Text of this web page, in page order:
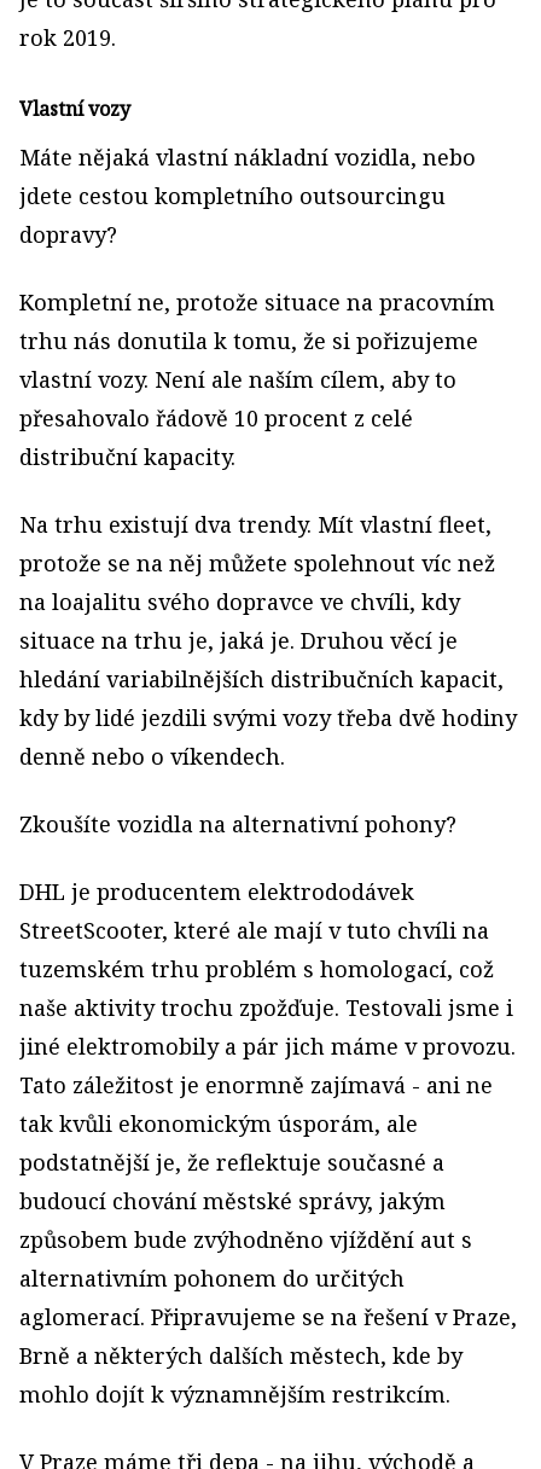
rok 2019.
Vlastní vozy
Máte nějaká vlastní nákladní vozidla, nebo
jdete cestou kompletního outsourcingu
dopravy?
Kompletní ne, protože situace na pracovním
trhu nás donutila k tomu, že si pořizujeme
vlastní vozy. Není ale naším cílem, aby to
přesahovalo řádově 10 procent z celé
distribuční kapacity.
Na trhu existují dva trendy. Mít vlastní fleet,
protože se na něj můžete spolehnout víc než
na loajalitu svého dopravce ve chvíli, kdy
situace na trhu je, jaká je. Druhou věcí je
hledání variabilnějších distribučních kapacit,
kdy by lidé jezdili svými vozy třeba dvě hodiny
denně nebo o víkendech.
Zkoušíte vozidla na alternativní pohony?
DHL je producentem elektrododávek
StreetScooter, které ale mají v tuto chvíli na
tuzemském trhu problém s homologací, což
naše aktivity trochu zpožďuje. Testovali jsme i
jiné elektromobily a pár jich máme v provozu.
Tato záležitost je enormně zajímavá - ani ne
tak kvůli ekonomickým úsporám, ale
podstatnější je, že reflektuje současné a
budoucí chování městské správy, jakým
způsobem bude zvýhodněno vjíždění aut s
alternativním pohonem do určitých
aglomerací. Připravujeme se na řešení v Praze,
Brně a některých dalších městech, kde by
mohlo dojít k významnějším restrikcím.
V Praze máme tři depa - na jihu, východě a